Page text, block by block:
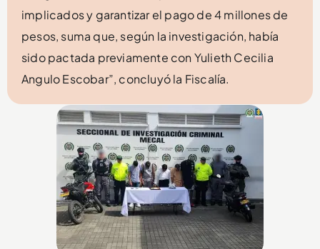
implicados y garantizar el pago de 4 millones de
pesos, suma que, según la investigación, había
sido pactada previamente con Yulieth Cecilia
Angulo Escobar”, concluyó la Fiscalía.